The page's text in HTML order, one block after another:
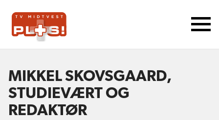
MIKKEL SKOVSGAARD,
STUDIEVÆRT OG
REDAKTØR